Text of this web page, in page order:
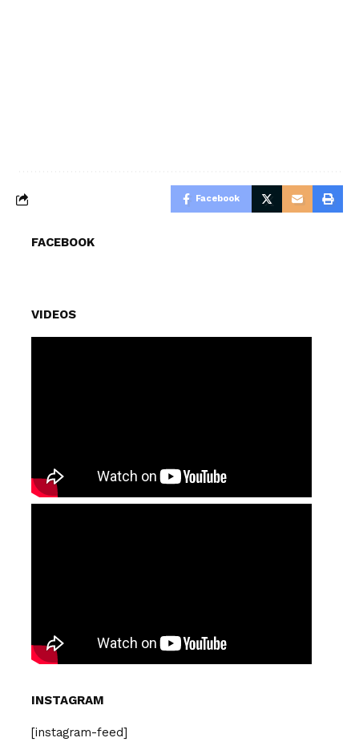
Facebook
FACEBOOK
VIDEOS
INSTAGRAM
[instagram-feed]